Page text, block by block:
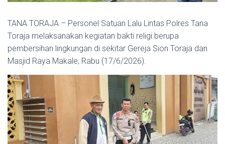
TANA TORAJA – Personel Satuan Lalu Lintas Polres Tana
Toraja melaksanakan kegiatan bakti religi berupa
pembersihan lingkungan di sekitar Gereja Sion Toraja dan
Masjid Raya Makale, Rabu (17/6/2026).